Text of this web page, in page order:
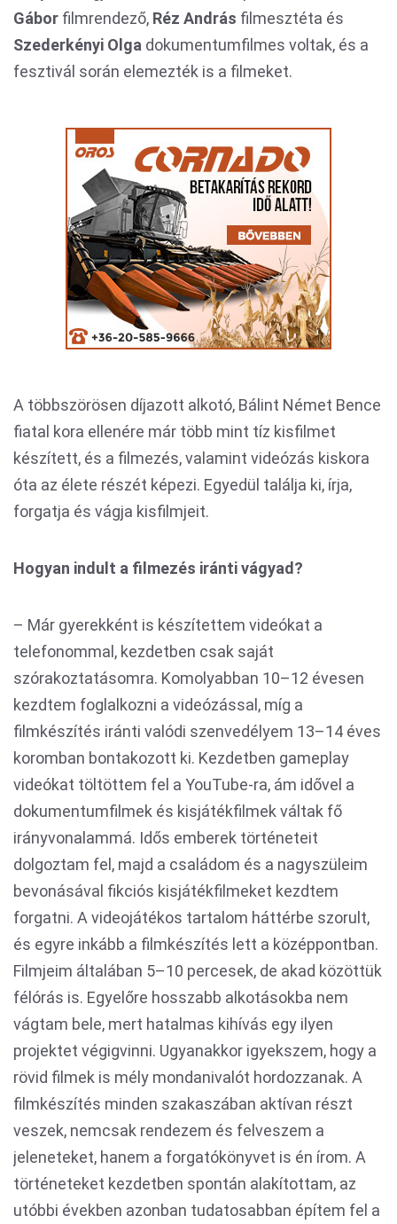
Gábor filmrendező, Réz András filmesztéta és
Szederkényi Olga dokumentumfilmes voltak, és a
fesztivál során elemezték is a filmeket.
A többszörösen díjazott alkotó, Bálint Német Bence
fiatal kora ellenére már több mint tíz kisfilmet
készített, és a filmezés, valamint videózás kiskora
óta az élete részét képezi. Egyedül találja ki, írja,
forgatja és vágja kisfilmjeit.
Hogyan indult a filmezés iránti vágyad?
– Már gyerekként is készítettem videókat a
telefonommal, kezdetben csak saját
szórakoztatásomra. Komolyabban 10–12 évesen
kezdtem foglalkozni a videózással, míg a
filmkészítés iránti valódi szenvedélyem 13–14 éves
koromban bontakozott ki. Kezdetben gameplay
videókat töltöttem fel a YouTube-ra, ám idővel a
dokumentumfilmek és kisjátékfilmek váltak fő
irányvonalammá. Idős emberek történeteit
dolgoztam fel, majd a családom és a nagyszüleim
bevonásával fikciós kisjátékfilmeket kezdtem
forgatni. A videojátékos tartalom háttérbe szorult,
és egyre inkább a filmkészítés lett a középpontban.
Filmjeim általában 5–10 percesek, de akad közöttük
félórás is. Egyelőre hosszabb alkotásokba nem
vágtam bele, mert hatalmas kihívás egy ilyen
projektet végigvinni. Ugyanakkor igyekszem, hogy a
rövid filmek is mély mondanivalót hordozzanak. A
filmkészítés minden szakaszában aktívan részt
veszek, nemcsak rendezem és felveszem a
jeleneteket, hanem a forgatókönyvet is én írom. A
történeteket kezdetben spontán alakítottam, az
utóbbi években azonban tudatosabban építem fel a